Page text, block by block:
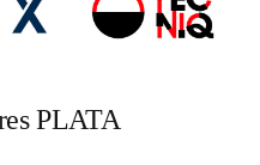
PLATA